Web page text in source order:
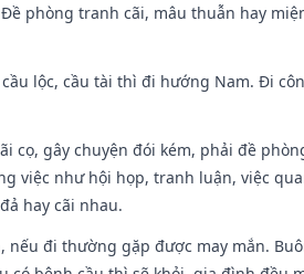
phòng tranh cãi, mâu thuẫn hay
lộc, cầu tài thì đi hướng Nam. Đi
cọ, gây chuyện đói kém, phải đề
việc như hội họp, tranh luận, việc
hay cãi nhau.
nếu đi thường gặp được may mắn.